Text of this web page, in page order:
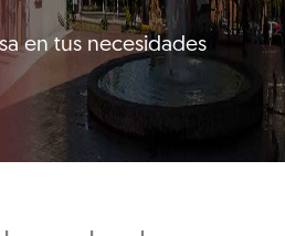
en tus necesidades